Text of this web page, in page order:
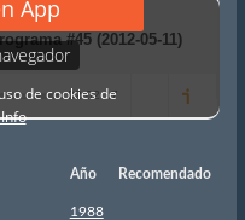
Año Recomendado
1988